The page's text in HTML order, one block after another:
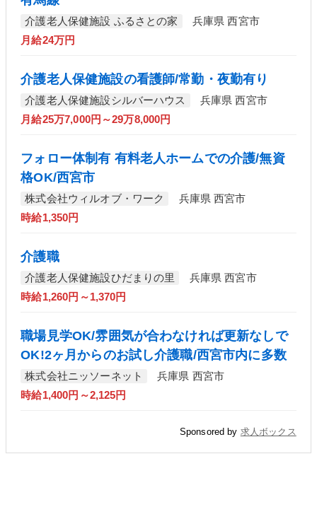
介護老人保健施設 ふるさとの家
兵庫県 西宮市
月給24万円
介護老人保健施設の看護師/常勤・夜勤有り
介護老人保健施設シルバーハウス
兵庫県 西宮市
月給25万7,000円～29万8,000円
フォロー体制有 有料老人ホームでの介護/無資
格OK/西宮市
株式会社ウィルオブ・ワーク
兵庫県 西宮市
時給1,350円
介護職
介護老人保健施設ひだまりの里
兵庫県 西宮市
時給1,260円～1,370円
職場見学OK/雰囲気が合わなければ更新なしで
OK!2ヶ月からのお試し介護職/西宮市内に多数
株式会社ニッソーネット
兵庫県 西宮市
時給1,400円～2,125円
Sponsored by 求人ボックス